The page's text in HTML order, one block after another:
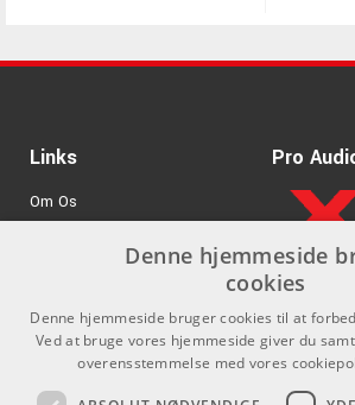
Links
Om Os
GDPR & Cookies
Pro
.
Kontakt Sociale
Denne hjemmeside
cookies
Denne hjemmeside bruger cookies til at
Ved at bruge vores hjemmeside giver du
overensstemmelse med vores